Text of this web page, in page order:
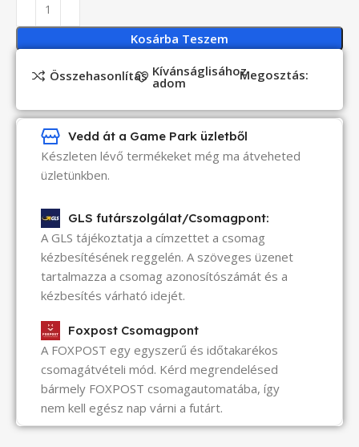
Kosárba Teszem
Összehasonlítás Kívánságlisához
adom Megosztás:
Vedd át a Game Park üzletből
Készleten lévő termékeket még ma átveheted
üzletünkben.
GLS futárszolgálat/Csomagpont:
A GLS tájékoztatja a címzettet a csomag
kézbesítésének reggelén. A szöveges üzenet
tartalmazza a csomag azonosítószámát és a
kézbesítés várható idejét.
Foxpost Csomagpont
A FOXPOST egy egyszerű és időtakarékos
csomagátvételi mód. Kérd megrendelésed
bármely FOXPOST csomagautomatába, így
nem kell egész nap várni a futárt.